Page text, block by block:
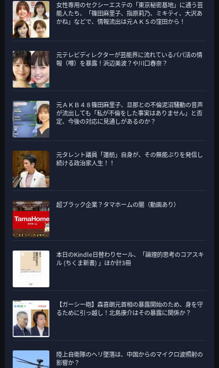
ー
女性専用のセクシーエステの「東京秘密基地」に通う芸
能人たち、「篠田麻里子、指原莉乃、ミキティ、大沢あ
かね」などで、情報流出は元ＡＫＳの窪田から！
元テレビディレクターが芸能界に流れているパパ活の情
報（噂）を暴露！浜辺美波？や川口春奈？
元ＡＫＢ４８篠田麻里子、旦那との不倫泥沼騒動の音声
が流出しても「私が不倫をした事実はありません」と否
定、今後の対応に見通しがあるのか？
元タレント議員「蓮舫」自身が、その無能ぶりを発信し
続ける政治家人生！！
超ブラック企業？タマホームの闇（動画あり）
本日のKindle日替わりセール、「論理的思考のコアスキ
ル (ちくま新書) 」ほか計3冊
【ガーシー砲】森喜朗元首相の暴露開始のため、身を守
るために引っ越し！北島康介はその暴露に関係か？
陸上自衛隊のヘリ墜落は、中国からのマイクロ波照射の
影響か？